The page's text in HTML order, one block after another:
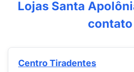
Lojas Santa
contato
Centro Tiradentes